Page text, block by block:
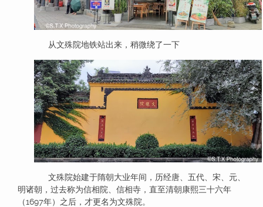
从文殊院地铁站出来，稍微绕了一下
文殊院始建于隋朝大业年间，历经唐、五代、宋、元、
明诸朝，过去称为信相院、信相寺，直至清朝康熙三十六年
（1697年）之后，才更名为文殊院。